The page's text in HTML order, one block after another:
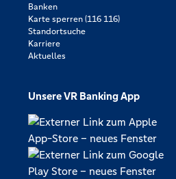
Banken
Karte sperren (116 116)
Standortsuche
Karriere
Aktuelles
Unsere VR Banking App